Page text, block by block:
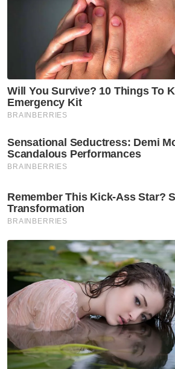
Beliau berkata, berdasarkan
siasatan awal mendapati
telah dieksploitasi oleh
dengan cara tidak membayar
kebebasan bergerak.